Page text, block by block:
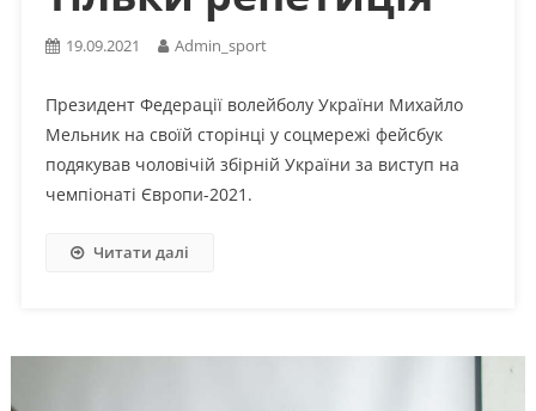
19.09.2021 Admin_sport
Президент Федерації волейболу України Михайло
Мельник на своїй сторінці у соцмережі фейсбук
подякував чоловічій збірній України за виступ на
чемпіонаті Європи-2021.
Читати далі